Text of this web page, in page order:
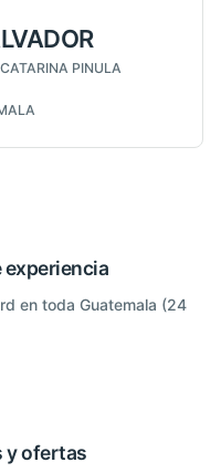
PINULA
experiencia
en toda Guatemala (24
y ofertas